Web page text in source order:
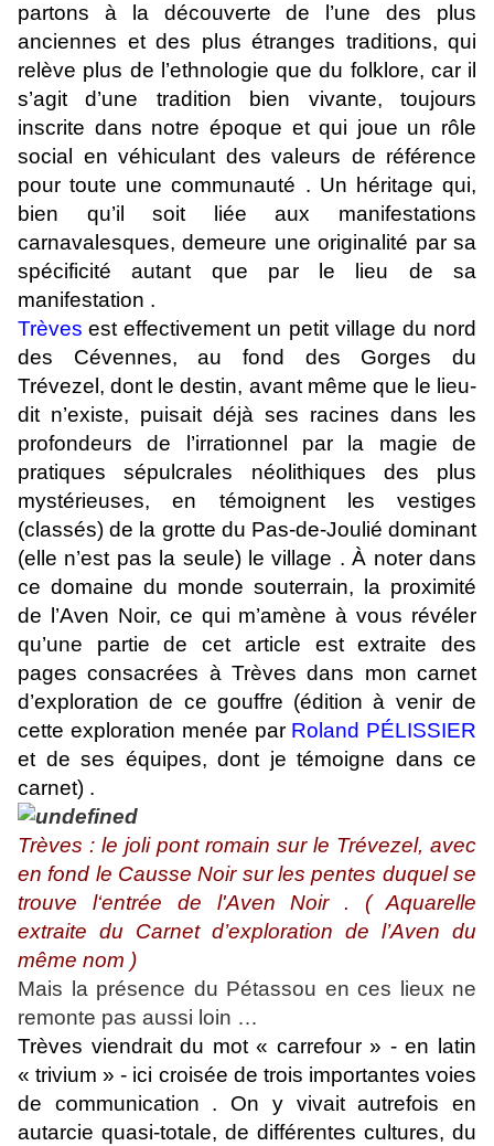
partons à la découverte de l’une des plus
anciennes et des plus étranges traditions, qui
relève plus de l’ethnologie que du folklore, car il
s’agit d’une tradition bien vivante, toujours
inscrite dans notre époque et qui joue un rôle
social en véhiculant des valeurs de référence
pour toute une communauté . Un héritage qui,
bien qu’il soit liée aux manifestations
carnavalesques, demeure une originalité par sa
spécificité autant que par le lieu de sa
manifestation .
Trèves est effectivement un petit village du nord
des Cévennes, au fond des Gorges du
Trévezel, dont le destin, avant même que le lieu-
dit n’existe, puisait déjà ses racines dans les
profondeurs de l’irrationnel par la magie de
pratiques sépulcrales néolithiques des plus
mystérieuses, en témoignent les vestiges
(classés) de la grotte du Pas-de-Joulié dominant
(elle n’est pas la seule) le village . À noter dans
ce domaine du monde souterrain, la proximité
de l’Aven Noir, ce qui m’amène à vous révéler
qu’une partie de cet article est extraite des
pages consacrées à Trèves dans mon carnet
d’exploration de ce gouffre (édition à venir de
cette exploration menée par Roland PÉLISSIER
et de ses équipes, dont je témoigne dans ce
carnet) .
Trèves : le joli pont romain sur le Trévezel, avec
en fond le Causse Noir sur les pentes duquel se
trouve l‘entrée de l'Aven Noir . ( Aquarelle
extraite du Carnet d’exploration de l’Aven du
même nom )
Mais la présence du Pétassou en ces lieux ne
remonte pas aussi loin …
Trèves viendrait du mot « carrefour » - en latin
« trivium » - ici croisée de trois importantes voies
de communication . On y vivait autrefois en
autarcie quasi-totale, de différentes cultures, du